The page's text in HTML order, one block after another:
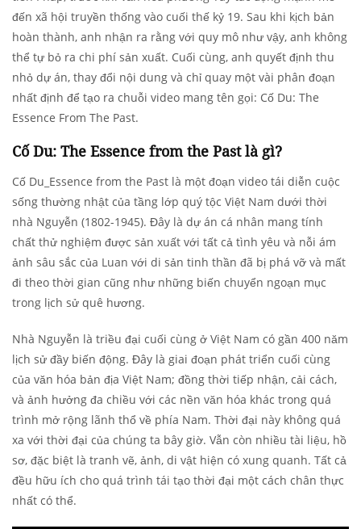
đến xã hội truyền thống vào cuối thế kỷ 19. Sau khi kịch bản
hoàn thành, anh nhận ra rằng với quy mô như vậy, anh không
thể tự bỏ ra chi phí sản xuất. Cuối cùng, anh quyết định thu
nhỏ dự án, thay đổi nội dung và chỉ quay một vài phân đoạn
nhất định để tạo ra chuỗi video mang tên gọi: Cố Du: The
Essence From The Past.
Cố Du: The Essence from the Past là gì?
Cố Du_Essence from the Past là một đoạn video tái diễn cuộc
sống thường nhật của tầng lớp quý tộc Việt Nam dưới thời
nhà Nguyễn (1802-1945). Đây là dự án cá nhân mang tính
chất thử nghiệm được sản xuất với tất cả tình yêu và nỗi ám
ảnh sâu sắc của Luan với di sản tinh thần đã bị phá vỡ và mất
đi theo thời gian cũng như những biến chuyển ngoạn mục
trong lịch sử quê hương.
Nhà Nguyễn là triều đại cuối cùng ở Việt Nam có gần 400 năm
lịch sử đầy biến động. Đây là giai đoạn phát triển cuối cùng
của văn hóa bản địa Việt Nam; đồng thời tiếp nhận, cải cách,
và ảnh hưởng đa chiều với các nền văn hóa khác trong quá
trình mở rộng lãnh thổ về phía Nam. Thời đại này không quá
xa với thời đại của chúng ta bây giờ. Vẫn còn nhiều tài liệu, hồ
sơ, đặc biệt là tranh vẽ, ảnh, di vật hiện có xung quanh. Tất cả
đều hữu ích cho quá trình tái tạo thời đại một cách chân thực
nhất có thể.